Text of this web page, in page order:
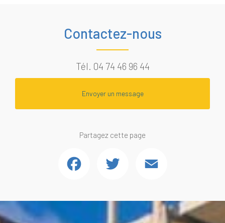
Contactez-nous
Tél. 04 74 46 96 44
Envoyer un message
Partagez cette page